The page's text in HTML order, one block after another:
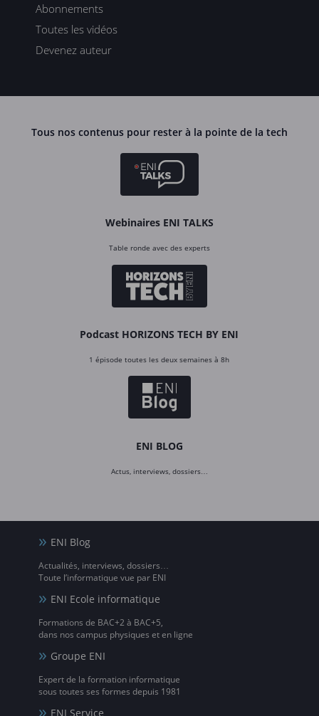
Abonnements
Toutes les vidéos
Devenez auteur
Tous nos contenus pour rester à la pointe de la tech
Webinaires ENI TALKS
Table ronde avec des experts
Podcast HORIZONS TECH BY ENI
1 épisode toutes les deux semaines à 8h
ENI BLOG
Actus, interviews, dossiers…
ENI Blog
Actualités, interviews, dossiers…
Toute l’informatique vue par ENI
ENI Ecole informatique
Formations de BAC+2 à BAC+5,
dans nos campus physiques et en ligne
Groupe ENI
Expert de la formation informatique
sous toutes ses formes depuis 1981
ENI Service